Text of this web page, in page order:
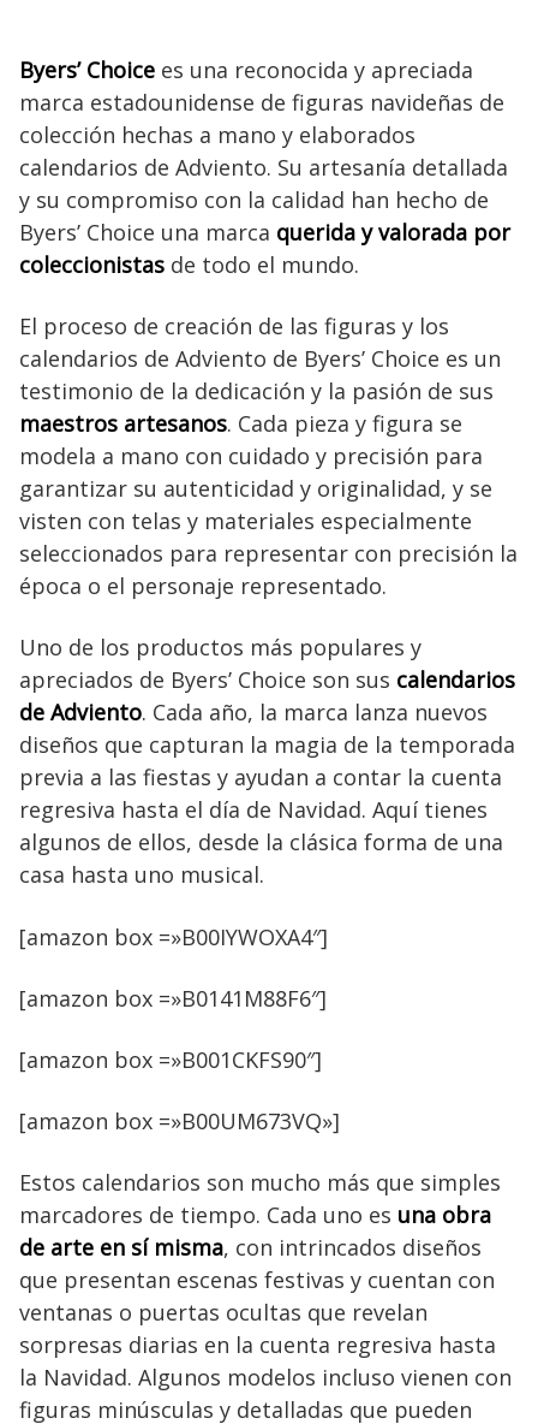
Byers’ Choice es una reconocida y apreciada
marca estadounidense de figuras navideñas de
colección hechas a mano y elaborados
calendarios de Adviento. Su artesanía detallada
y su compromiso con la calidad han hecho de
Byers’ Choice una marca querida y valorada por
coleccionistas de todo el mundo.
El proceso de creación de las figuras y los
calendarios de Adviento de Byers’ Choice es un
testimonio de la dedicación y la pasión de sus
maestros artesanos. Cada pieza y figura se
modela a mano con cuidado y precisión para
garantizar su autenticidad y originalidad, y se
visten con telas y materiales especialmente
seleccionados para representar con precisión la
época o el personaje representado.
Uno de los productos más populares y
apreciados de Byers’ Choice son sus calendarios
de Adviento. Cada año, la marca lanza nuevos
diseños que capturan la magia de la temporada
previa a las fiestas y ayudan a contar la cuenta
regresiva hasta el día de Navidad. Aquí tienes
algunos de ellos, desde la clásica forma de una
casa hasta uno musical.
[amazon box =»B00IYWOXA4″]
[amazon box =»B0141M88F6″]
[amazon box =»B001CKFS90″]
[amazon box =»B00UM673VQ»]
Estos calendarios son mucho más que simples
marcadores de tiempo. Cada uno es una obra
de arte en sí misma, con intrincados diseños
que presentan escenas festivas y cuentan con
ventanas o puertas ocultas que revelan
sorpresas diarias en la cuenta regresiva hasta
la Navidad. Algunos modelos incluso vienen con
figuras minúsculas y detalladas que pueden